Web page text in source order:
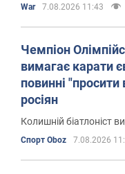
War 7.08.2026 11:43
Чемпіон
вимагає карати
повинні
росіян
Колишній біатлоніст
Спорт Oboz 7.08.2026